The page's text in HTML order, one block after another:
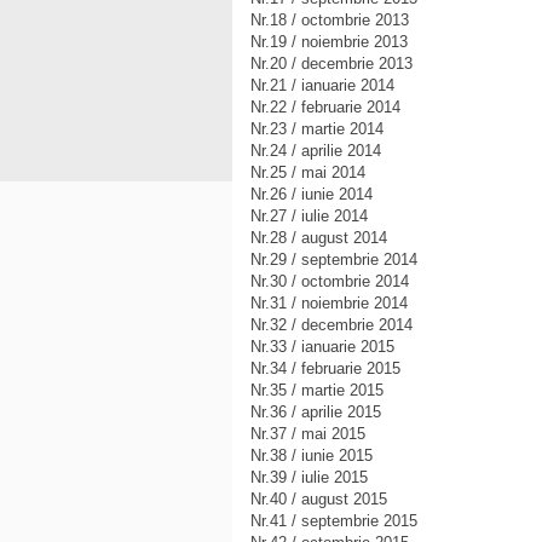
Nr.18 / octombrie 2013
Nr.19 / noiembrie 2013
Nr.20 / decembrie 2013
Nr.21 / ianuarie 2014
Nr.22 / februarie 2014
Nr.23 / martie 2014
Nr.24 / aprilie 2014
Nr.25 / mai 2014
Nr.26 / iunie 2014
Nr.27 / iulie 2014
Nr.28 / august 2014
Nr.29 / septembrie 2014
Nr.30 / octombrie 2014
Nr.31 / noiembrie 2014
Nr.32 / decembrie 2014
Nr.33 / ianuarie 2015
Nr.34 / februarie 2015
Nr.35 / martie 2015
Nr.36 / aprilie 2015
Nr.37 / mai 2015
Nr.38 / iunie 2015
Nr.39 / iulie 2015
Nr.40 / august 2015
Nr.41 / septembrie 2015